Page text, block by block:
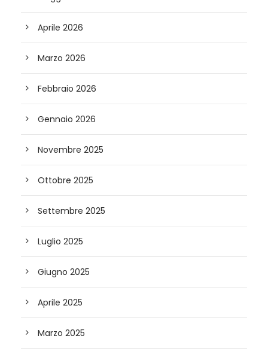
Aprile 2026
Marzo 2026
Febbraio 2026
Gennaio 2026
Novembre 2025
Ottobre 2025
Settembre 2025
Luglio 2025
Giugno 2025
Aprile 2025
Marzo 2025